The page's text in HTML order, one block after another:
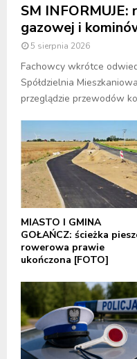
SM
gazowej i
5 sierpnia 2026
Fachowcy wkrótce
Spółdzielnia
przeglądzie przewodów
MIASTO I GMINA
GOŁAŃCZ: ścieżka
rowerowa prawie
ukończona [FOTO]